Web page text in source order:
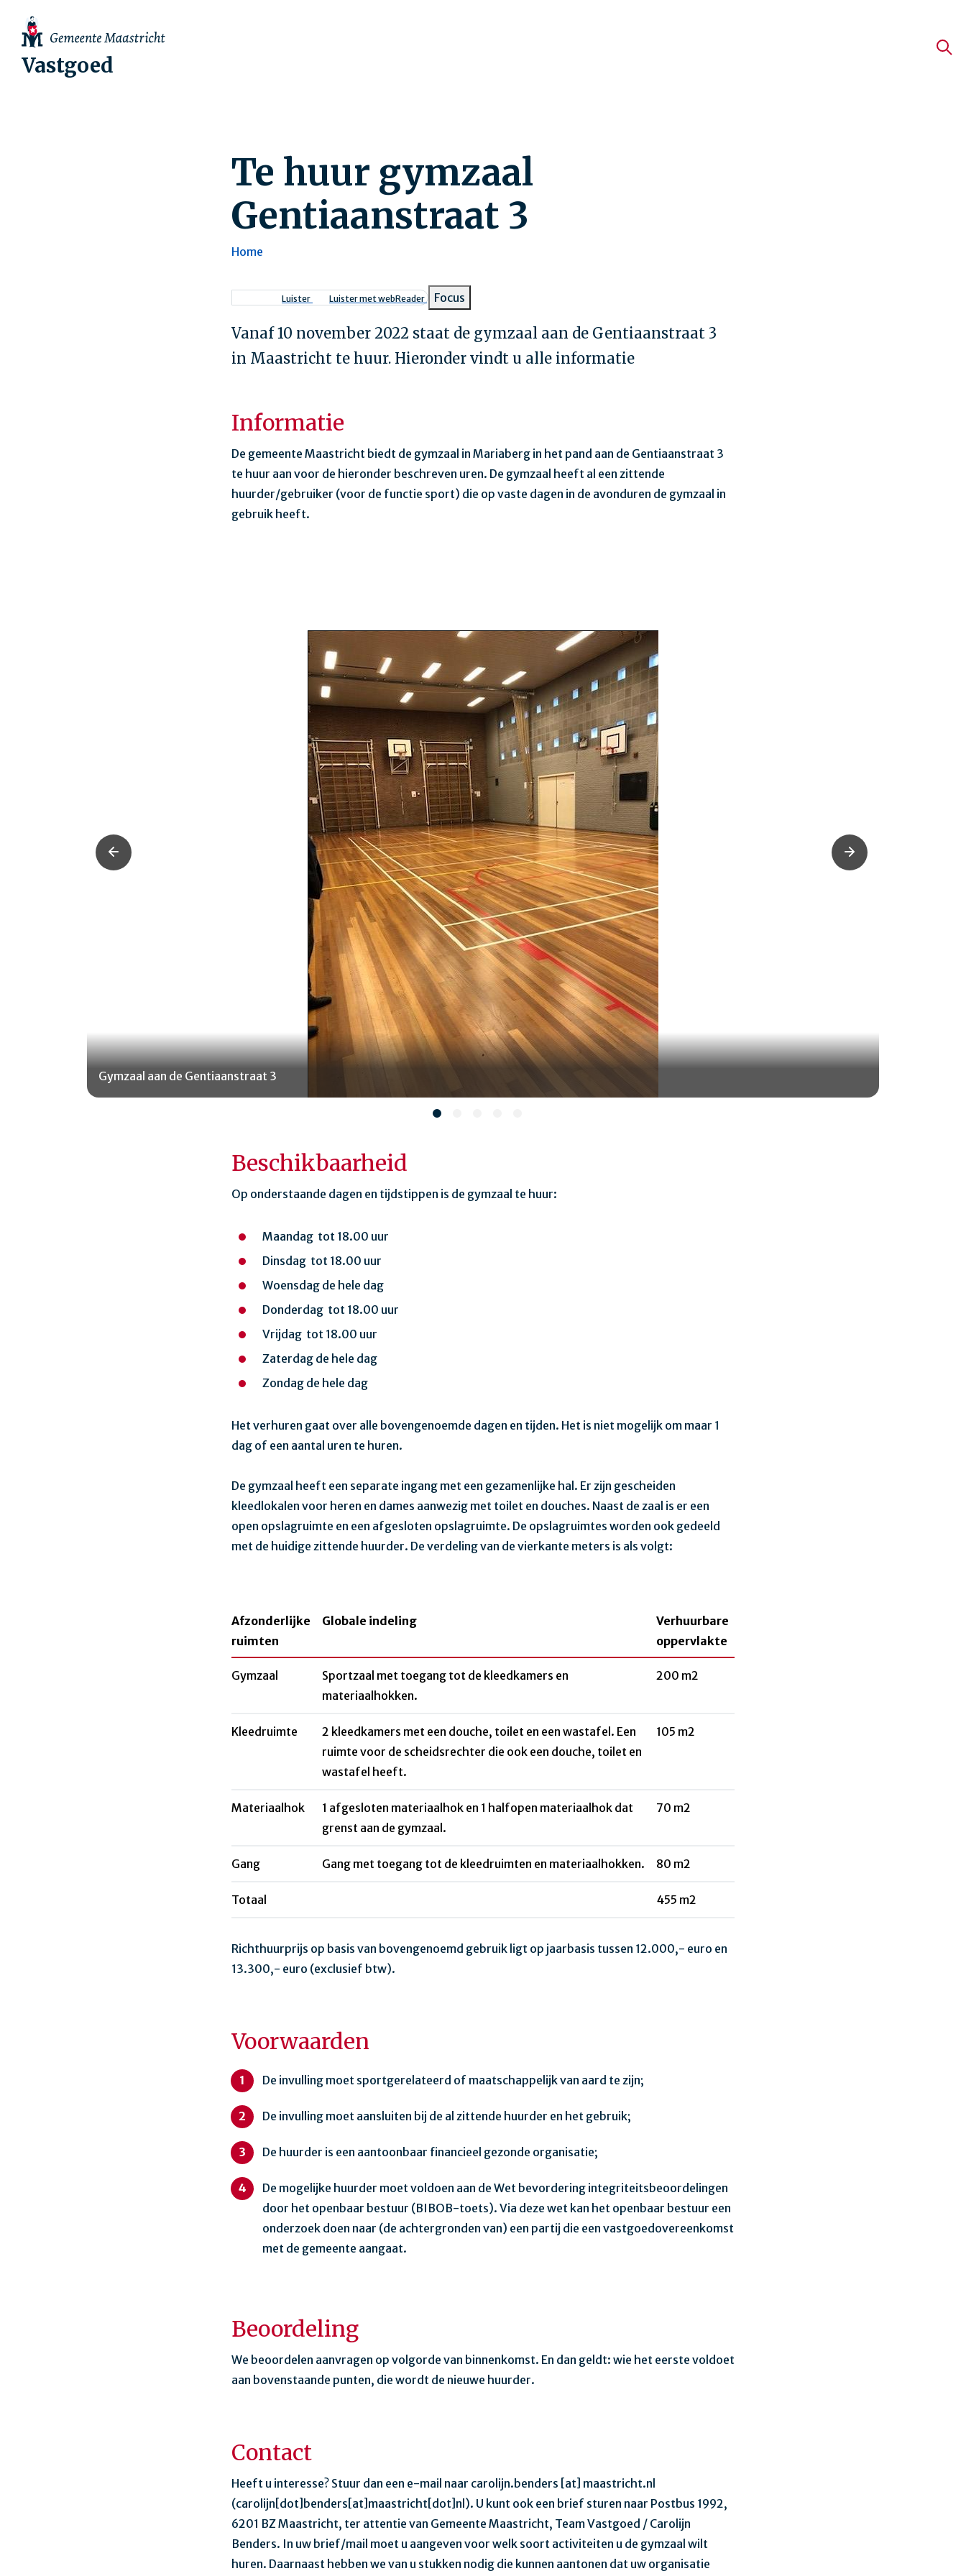
Vastgoed
Te huur gymzaal
Gentiaanstraat 3
Kruimelpad
Home
Luister Luister met webReader Focus
Vanaf 10 november 2022 staat de gymzaal aan de Gentiaanstraat 3
in Maastricht te huur. Hieronder vindt u alle informatie
Informatie
De gemeente Maastricht biedt de gymzaal in Mariaberg in het pand aan de Gentiaanstraat 3
te huur aan voor de hieronder beschreven uren. De gymzaal heeft al een zittende
huurder/gebruiker (voor de functie sport) die op vaste dagen in de avonduren de gymzaal in
gebruik heeft.
Gymzaal aan de Gentiaanstraat 3
Beschikbaarheid
Op onderstaande dagen en tijdstippen is de gymzaal te huur:
Maandag tot 18.00 uur
Dinsdag tot 18.00 uur
Woensdag de hele dag
Donderdag tot 18.00 uur
Vrijdag tot 18.00 uur
Zaterdag de hele dag
Zondag de hele dag
Het verhuren gaat over alle bovengenoemde dagen en tijden. Het is niet mogelijk om maar 1
dag of een aantal uren te huren.
De gymzaal heeft een separate ingang met een gezamenlijke hal. Er zijn gescheiden
kleedlokalen voor heren en dames aanwezig met toilet en douches. Naast de zaal is er een
open opslagruimte en een afgesloten opslagruimte. De opslagruimtes worden ook gedeeld
met de huidige zittende huurder. De verdeling van de vierkante meters is als volgt:
Afzonderlijke
ruimten
Globale indeling
Verhuurbare
oppervlakte
Gymzaal
Sportzaal met toegang tot de kleedkamers en
materiaalhokken.
200 m2
Kleedruimte
2 kleedkamers met een douche, toilet en een wastafel. Een
ruimte voor de scheidsrechter die ook een douche, toilet en
wastafel heeft.
105 m2
Materiaalhok
1 afgesloten materiaalhok en 1 halfopen materiaalhok dat
grenst aan de gymzaal.
70 m2
Gang Gang met toegang tot de kleedruimten en materiaalhokken. 80 m2
Totaal 455 m2
Richthuurprijs op basis van bovengenoemd gebruik ligt op jaarbasis tussen 12.000,- euro en
13.300,- euro (exclusief btw).
Voorwaarden
De invulling moet sportgerelateerd of maatschappelijk van aard te zijn;
De invulling moet aansluiten bij de al zittende huurder en het gebruik;
De huurder is een aantoonbaar financieel gezonde organisatie;
De mogelijke huurder moet voldoen aan de Wet bevordering integriteitsbeoordelingen
door het openbaar bestuur (BIBOB-toets). Via deze wet kan het openbaar bestuur een
onderzoek doen naar (de achtergronden van) een partij die een vastgoedovereenkomst
met de gemeente aangaat.
Beoordeling
We beoordelen aanvragen op volgorde van binnenkomst. En dan geldt: wie het eerste voldoet
aan bovenstaande punten, die wordt de nieuwe huurder.
Contact
Heeft u interesse? Stuur dan een e-mail naar carolijn.benders [at] maastricht.nl
(carolijn[dot]benders[at]maastricht[dot]nl). U kunt ook een brief sturen naar Postbus 1992,
6201 BZ Maastricht, ter attentie van Gemeente Maastricht, Team Vastgoed / Carolijn
Benders. In uw brief/mail moet u aangeven voor welk soort activiteiten u de gymzaal wilt
huren. Daarnaast hebben we van u stukken nodig die kunnen aantonen dat uw organisatie